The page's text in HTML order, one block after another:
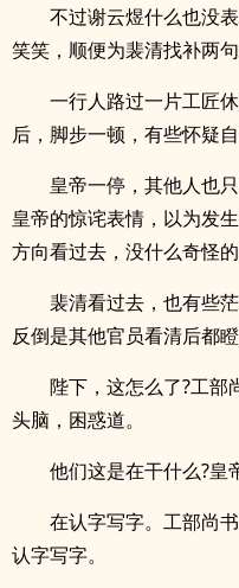
不过谢云煜什么也没
笑笑，顺便为裴清找补两句
一行人路过一片工匠
后，脚步一顿，有些怀疑自
皇帝一停，其他人也
皇帝的惊诧表情，以为发
方向看过去，没什么奇怪
裴清看过去，也有些
反倒是其他官员看清后都瞪
陛下，这怎么了?工部
头脑，困惑道。
他们这是在干什么?皇
在认字写字。工部尚
认字写字。